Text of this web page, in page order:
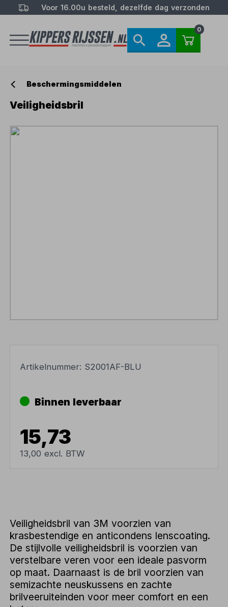
Voor 16.00u besteld, dezelfde dag verzonden
0
Beschermingsmiddelen
Veiligheidsbril
Artikelnummer: S2001AF-BLU
Binnen leverbaar
15,73
13,00 excl. BTW
Veiligheidsbril van 3M voorzien van
krasbestendige en anticondens lenscoating.
De stijlvolle veiligheidsbril is voorzien van
verstelbare veren voor een ideale pasvorm
op maat. Daarnaast is de bril voorzien van
semizachte neuskussens en zachte
brilveeruiteinden voor meer comfort en een